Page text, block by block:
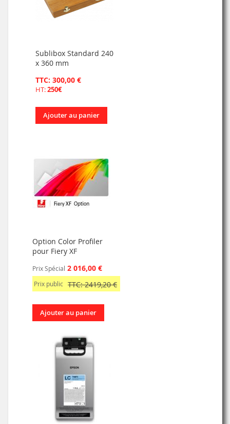
Sublibox Standard 240
x 360 mm
TTC: 300,00 €
HT:250€
Ajouter au panier
Option Color Profiler
pour Fiery XF
Prix Spécial 2 016,00 €
Prix public TTC: 2419,20 €
Ajouter au panier